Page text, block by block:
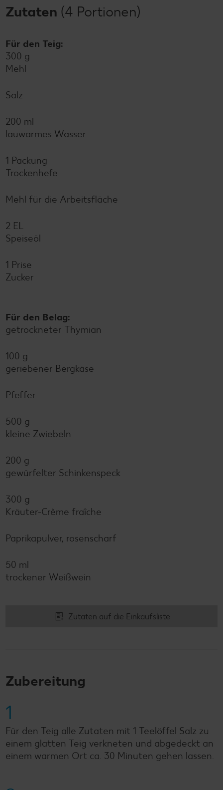
Zutaten (4 Portionen)
Für den Teig:
300 g
Mehl
Salz
200 ml
lauwarmes Wasser
1 Packung
Trockenhefe
Mehl für die Arbeitsfläche
2 EL
Speiseöl
1 Prise
Zucker
Für den Belag:
getrockneter Thymian
100 g
geriebener Bergkäse
Pfeffer
500 g
kleine Zwiebeln
200 g
gewürfelter Schinkenspeck
300 g
Kräuter-Crème fraîche
Paprikapulver, rosenscharf
50 ml
trockener Weißwein
Zutaten auf die Einkaufsliste
Zubereitung
1
Für den Teig alle Zutaten mit 1 Teelöffel Salz zu
einem glatten Teig verkneten und abgedeckt an
einem warmen Ort ca. 30 Minuten gehen lassen.